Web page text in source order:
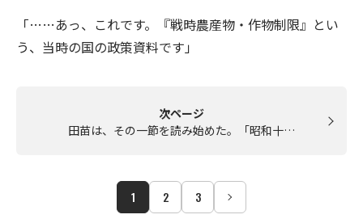
「……あっ、これです。『戦時農産物・作物制限』とい
う、当時の国の政策資料です」
次ページ
田苗は、その一節を読み始めた。「昭和十…
1 2 3